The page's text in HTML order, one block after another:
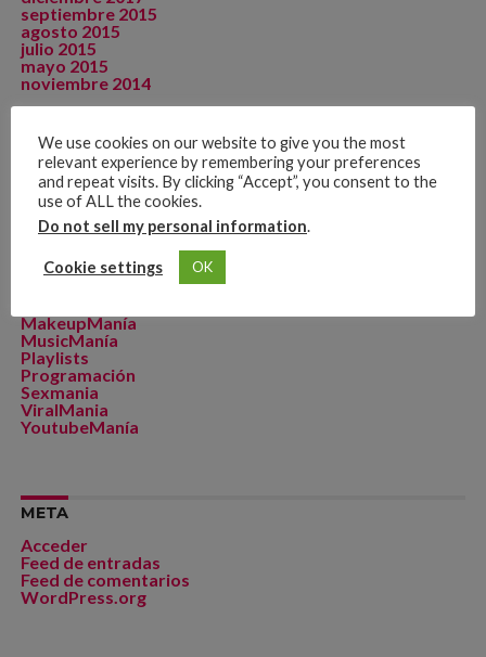
septiembre 2015
agosto 2015
julio 2015
mayo 2015
noviembre 2014
CATEGORÍAS
Artista de La Semana
CineManía
Dicomania TV
FitMania
MakeupManía
MusicManía
Playlists
Programación
Sexmania
ViralMania
YoutubeManía
META
Acceder
Feed de entradas
Feed de comentarios
WordPress.org
We use cookies on our website to give you the most
relevant experience by remembering your preferences
and repeat visits. By clicking “Accept”, you consent to the
use of ALL the cookies.
Do not sell my personal information.
Cookie settings OK